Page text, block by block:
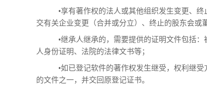
•享有著作权的法人或其他组织发生变更、
交有关企业变更（合并或分立）、终止的股东会或
•继承人继承的，需要提供的证明文件包括
人身份证明、法院的法律文书等；
•如已登记软件的著作权发生继受，权利继
的文件之一，并交回原登记证书。